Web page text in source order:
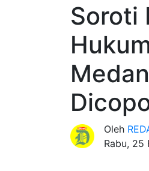
Soroti
Oleh
Rabu, 25